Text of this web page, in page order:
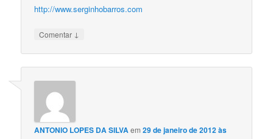
http://www.serginhobarros.com
Comentar ↓
ANTONIO LOPES DA SILVA em29 de janeiro de 2012 às